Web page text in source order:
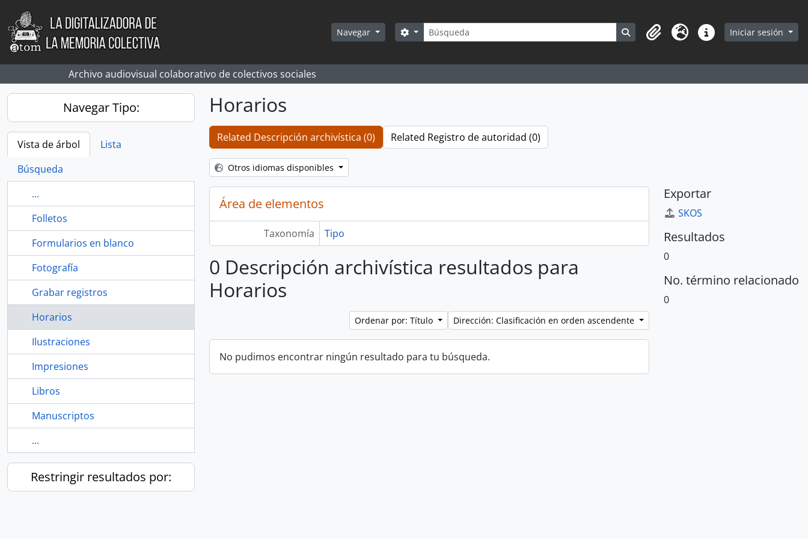
Skip to main content
Navegar Búsqueda
Search options Search in browse page
Portapapeles
Idioma Enlaces rápidos
Iniciar sesión
Archivo audiovisual colaborativo de colectivos sociales
Navegar Tipo:
Vista de árbol
Lista
Búsqueda
...
Folletos
Formularios en blanco
Fotografía
Grabar registros
Horarios
Ilustraciones
Impresiones
Libros
Manuscriptos
...
Restringir resultados por:
Horarios
Related Descripción archivística (0) Related Registro de autoridad (0)
Otros idiomas disponibles
Área de elementos
Taxonomía Tipo
0 Descripción archivística resultados para
Horarios
Ordenar por: Título Dirección: Clasificación en orden ascendente
No pudimos encontrar ningún resultado para tu búsqueda.
Exportar
SKOS
Resultados
0
No. término relacionado
0